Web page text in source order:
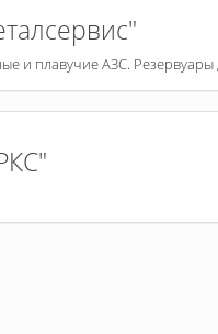
и плавучие АЗС.